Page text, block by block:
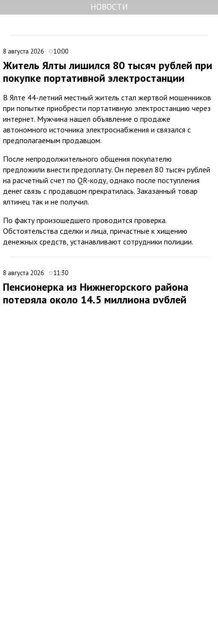
НОВОСТИ
8 августа 2026 10:00
Житель Ялты лишился 80 тысяч рублей при
покупке портативной электростанции
В Ялте 44-летний местный житель стал жертвой мошенников
при попытке приобрести портативную электростанцию через
интернет. Мужчина нашел объявление о продаже
автономного источника электроснабжения и связался с
предполагаемым продавцом.
После непродолжительного общения покупателю
предложили внести предоплату. Он перевел 80 тысяч рублей
на расчетный счет по QR-коду, однако после поступления
денег связь с продавцом прекратилась. Заказанный товар
ялтинец так и не получил.
По факту произошедшего проводится проверка.
Обстоятельства сделки и лица, причастные к хищению
денежных средств, устанавливают сотрудники полиции.
8 августа 2026 11:30
Пенсионерка из Нижнегорского района
потеряла около 14,5 миллиона рублей